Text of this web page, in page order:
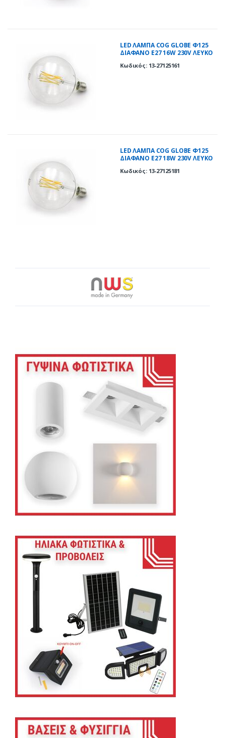
LED ΛΑΜΠΑ COG GLOBE Φ125
ΔΙΑΦΑΝΟ Ε27 16W 230V ΛΕΥΚΟ
Κωδικός: 13-27125161
LED ΛΑΜΠΑ COG GLOBE Φ125
ΔΙΑΦΑΝΟ Ε27 18W 230V ΛΕΥΚΟ
Κωδικός: 13-27125181